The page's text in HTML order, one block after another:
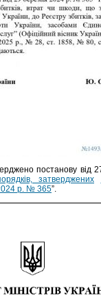
постанову
затверджених
2024 р. № 365”.